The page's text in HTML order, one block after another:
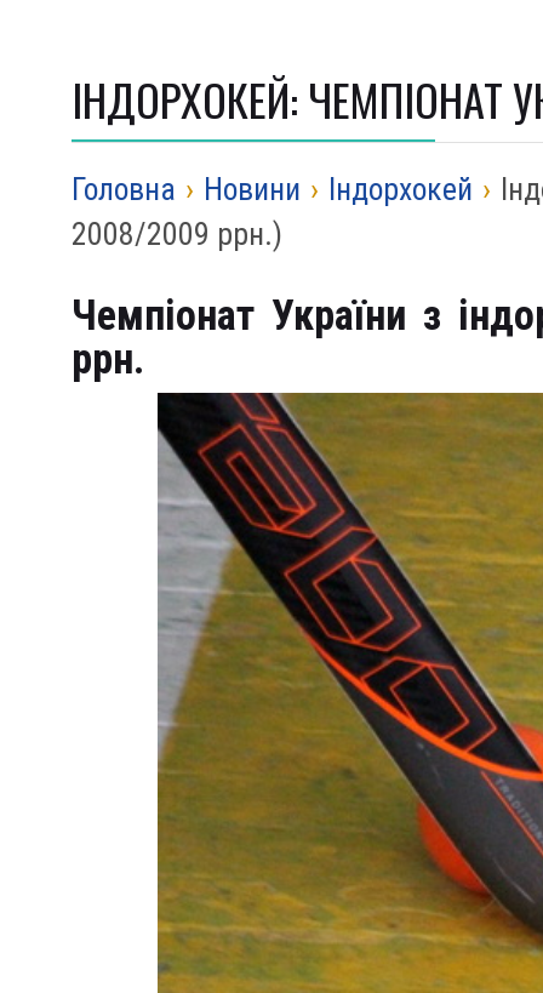
ІНДОРХОКЕЙ: ЧЕМПІОНАТ
Головна › Новини › Iндорхокей ›
2008/2009 ррн.)
Чемпіонат України з
ррн.